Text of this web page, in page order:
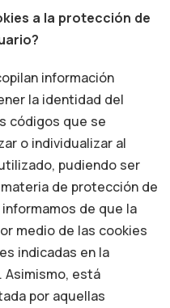
a la protección de
información
la identidad del
códigos que se
o individualizar al
pudiendo ser
de protección de
de que la
medio de las cookies
indicadas en la
Asimismo, está
por aquellas